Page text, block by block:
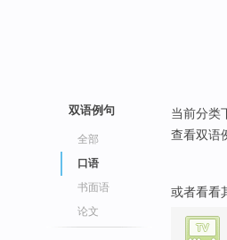
双语例句
全部
口语
书面语
论文
当前分类
查看双语
或者看看